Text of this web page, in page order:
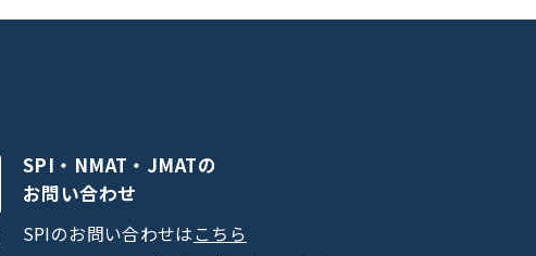
SPI・NMAT・JMATの
お問い合わせ
SPIのお問い合わせは こちら